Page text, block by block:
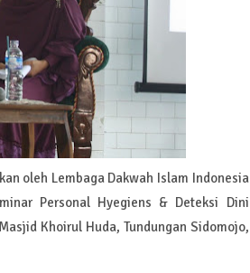
oleh Lembaga Dakwah Islam Indonesia
Personal Hyegiens & Deteksi Dini
Khoirul Huda, Tundungan Sidomojo,